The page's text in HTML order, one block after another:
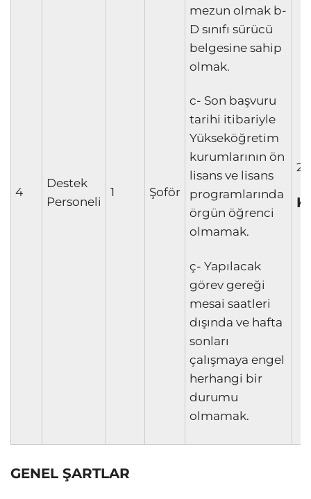
4
Destek
Personeli
1 Şoför
mezun olmak b-
D sınıfı sürücü
belgesine sahip
olmak.
c- Son başvuru
tarihi itibariyle
Yükseköğretim
kurumlarının ön
lisans ve lisans
programlarında
örgün öğrenci
olmamak.
ç- Yapılacak
görev gereği
mesai saatleri
dışında ve hafta
sonları
çalışmaya engel
herhangi bir
durumu
olmamak.
GENEL ŞARTLAR